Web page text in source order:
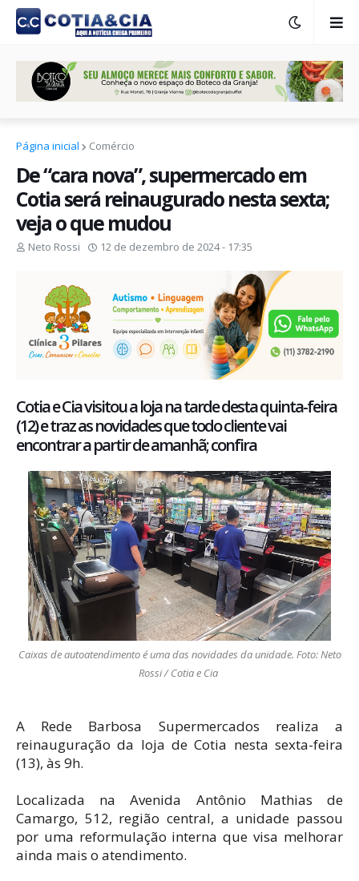
Página inicial Comércio
De “cara nova”, supermercado em
Cotia será reinaugurado nesta sexta;
veja o que mudou
Neto Rossi 12 de dezembro de 2024 - 17:35
Cotia e Cia visitou a loja na tarde desta quinta-feira
(12) e traz as novidades que todo cliente vai
encontrar a partir de amanhã; confira
Caixas de autoatendimento é uma das novidades da unidade. Foto: Neto
Rossi / Cotia e Cia
A Rede Barbosa Supermercados realiza a
reinauguração da loja de Cotia nesta sexta-feira
(13), às 9h.
Localizada na Avenida Antônio Mathias de
Camargo, 512, região central, a unidade passou
por uma reformulação interna que visa melhorar
ainda mais o atendimento.